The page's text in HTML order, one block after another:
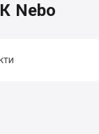
Nebo